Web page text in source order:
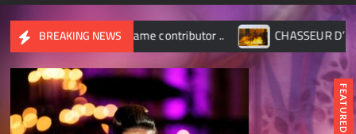
BREAKING NEWS
contributor .. CHASSEUR D’IMAGES – Octobre 2017
FEATURED